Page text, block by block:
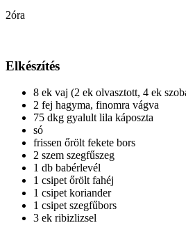
2óra
Elkészítés
8 ek vaj (2 ek olvasztott, 4 ek
2 fej hagyma, finomra vágva
75 dkg gyalult lila káposzta
só
frissen őrölt fekete bors
2 szem szegfűszeg
1 db babérlevél
1 csipet őrölt fahéj
1 csipet koriander
1 csipet szegfűbors
3 ek ribizlizsel